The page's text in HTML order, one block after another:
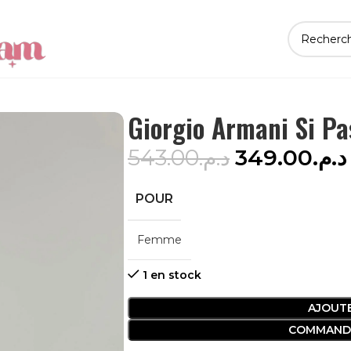
Giorgio Armani Si
د.م.543.00 د.م.349.00
POUR
Femme
1 en stock